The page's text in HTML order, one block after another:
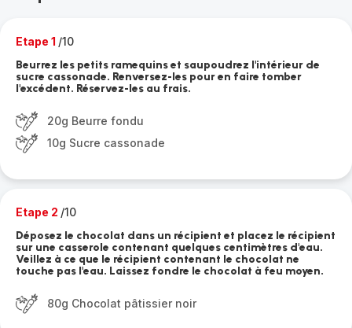
Etape 1 /10
Beurrez les petits ramequins et saupoudrez l'intérieur de
sucre cassonade. Renversez-les pour en faire tomber
l'excédent. Réservez-les au frais.
20g Beurre fondu
10g Sucre cassonade
Etape 2 /10
Déposez le chocolat dans un récipient et placez le récipient
sur une casserole contenant quelques centimètres d'eau.
Veillez à ce que le récipient contenant le chocolat ne
touche pas l'eau. Laissez fondre le chocolat à feu moyen.
80g Chocolat pâtissier noir